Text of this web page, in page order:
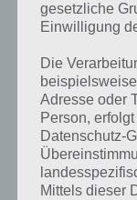
gesetzliche
Einwilligung
Die
Adresse oder
Person,
Datenschutz-
Mittels dieser